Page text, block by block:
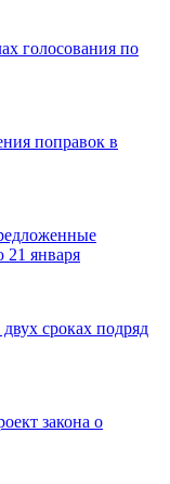
голосования по
поправок в
января
сроках подряд
закона о